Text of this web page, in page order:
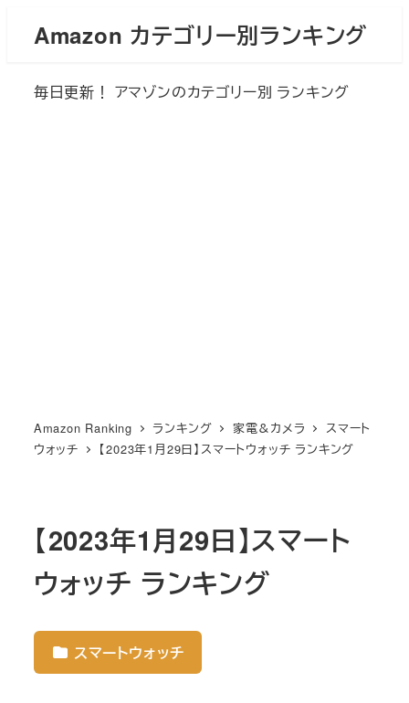
Amazon カテゴリー別ランキング
毎日更新！ アマゾンのカテゴリー別 ランキング
Amazon Ranking ランキング 家電＆カメラ
スマート
ウォッチ
【2023年1月29日】スマートウォッチ ランキング
【2023年1月29日】スマート
ウォッチ ランキング
スマートウォッチ